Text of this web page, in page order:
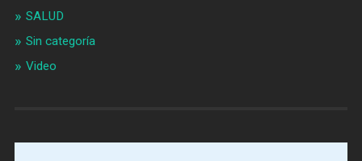
SALUD
Sin categoría
Video